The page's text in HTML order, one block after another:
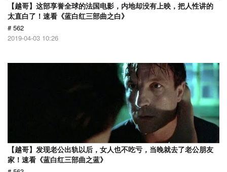
【越哥】这部享誉全球的法国电影，内地却没有上映，把人性讲的
太直白了！速看《蓝白红三部曲之白》
# 562
2019-04-03 10:26
【越哥】发现老公出轨以后，女人也不吃亏，当晚就去了老公朋友
家！速看《蓝白红三部曲之蓝》